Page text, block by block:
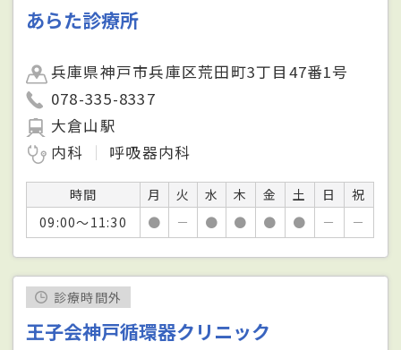
あらた診療所
兵庫県神戸市兵庫区荒田町3丁目47番1号
078-335-8337
大倉山駅
内科
呼吸器内科
時間 月 火 水 木 金 土 日
祝
09:00～11:30
● － ● ● ● ● － －
診療時間外
王子会神戸循環器クリニック